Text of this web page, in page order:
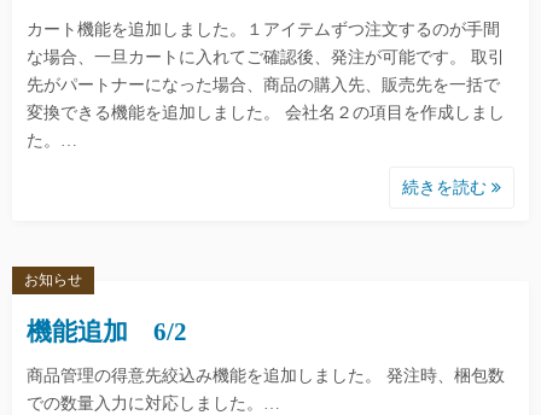
カート機能を追加しました。１アイテムずつ注文するのが手間
な場合、一旦カートに入れてご確認後、発注が可能です。 取引
先がパートナーになった場合、商品の購入先、販売先を一括で
変換できる機能を追加しました。 会社名２の項目を作成しまし
た。…
続きを読む
機能追加 6/2
商品管理の得意先絞込み機能を追加しました。 発注時、梱包数
での数量入力に対応しました。…
お知らせ